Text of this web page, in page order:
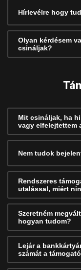
Hírlevélre hogy
Olyan kérdésem
csináljak?
Mit csináljak, ha
vagy elfelejtettem
Nem tudok
Rendszeres
utalással, miért
Szeretném
hogyan tudom?
Lejár a
számát a